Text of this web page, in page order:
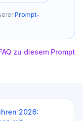
Prompt-
zu diesem Prompt
2026: